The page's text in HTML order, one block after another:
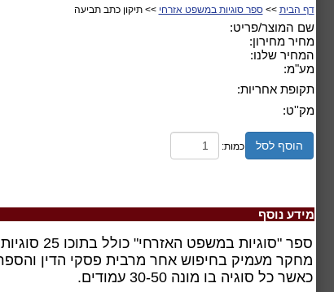
דף הבית >>ספר סוגיות במשפט אזרחי >> תיקון כתב תביעה
שם המוצר/פריט:
מחיר מחירון:
המחיר שלנו:
מע"מ:
תקופת אחריות:
מק''ט:
הוסף לסל כמות:
מידע נוסף
ספר "סוגיות במשפט האזרחי" כולל בתוכו 25 סוגיות (מאמרים), אודות נושאים שונים, מרביתם עוסקים בסוגיות שאינן שכיחות או שהמידע עליהם מצומצם.
מחקר מעמיק בחיפוש אחר מרבית פסקי הדין והספרות העוסקים
כאשרכל סוגיה בו מונה 30-50 עמודים.